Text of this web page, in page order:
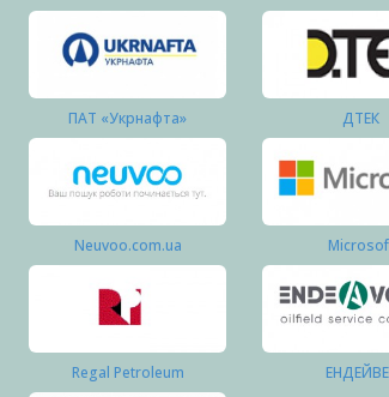
ПАТ «Укрнафта» ДТЕК
Neuvoo.com.ua
Regal Petroleum